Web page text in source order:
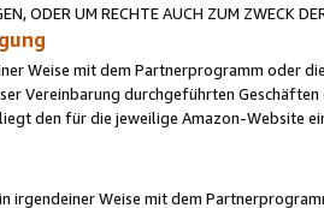
ODER UM RECHTE AUCH ZUM ZWECK
Weise mit dem Partnerprogramm oder
Vereinbarung durchgeführten
den für die jeweilige Amazon-Website
irgendeiner Weise mit dem